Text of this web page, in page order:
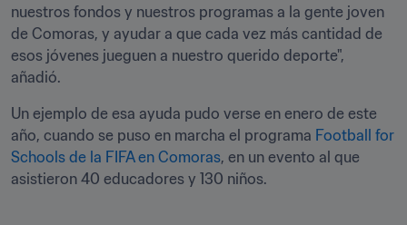
nuestros fondos y nuestros programas a la gente joven
de Comoras, y ayudar a que cada vez más cantidad de
esos jóvenes jueguen a nuestro querido deporte",
añadió.
Un ejemplo de esa ayuda pudo verse en enero de este
año, cuando se puso en marcha el programa Football for
Schools de la FIFA en Comoras, en un evento al que
asistieron 40 educadores y 130 niños.